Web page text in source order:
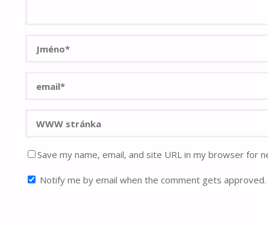
Save my name, email, and site URL in my browser for
Notify me by email when the comment gets approved.